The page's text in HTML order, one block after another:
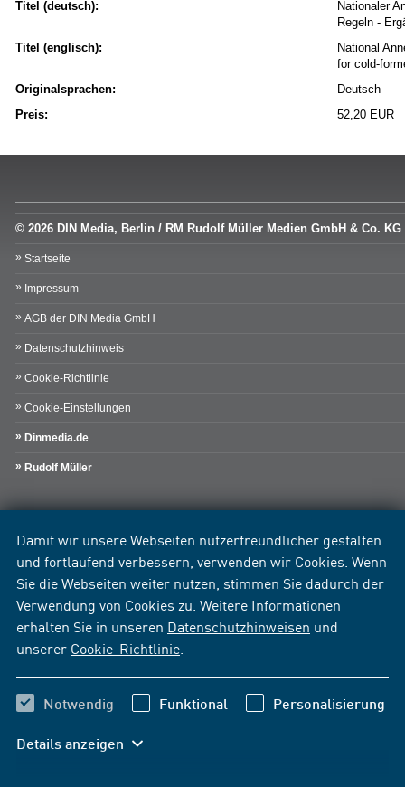
Damit wir unsere Webseiten nutzerfreundlicher gestalten
und fortlaufend verbessern, verwenden wir Cookies. Wenn
Sie die Webseiten weiter nutzen, stimmen Sie dadurch der
Verwendung von Cookies zu. Weitere Informationen
erhalten Sie in unseren Datenschutzhinweisen und
unserer Cookie-Richtlinie
Notwendig Funktional Personalisierung
Details anzeigen
Titel (deutsch):
Nationaler
Regeln -
Titel (englisch):
National
for cold-
Originalsprachen:
Deutsch
Preis:
52,20 EUR
© 2026 DIN Media, Berlin / RM Rudolf Müller Medien GmbH & Co. KG
Startseite
Impressum
AGB der DIN Media GmbH
Datenschutzhinweis
Cookie-Richtlinie
Cookie-Einstellungen
Dinmedia.de
Rudolf Müller